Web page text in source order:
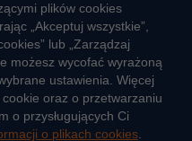
plików cookies
„Akceptuj wszystkie”,
lub „Zarządzaj
możesz wycofać wyrażoną
ustawienia. Więcej
oraz o przetwarzaniu
o przysługujących Ci
o plikach cookies